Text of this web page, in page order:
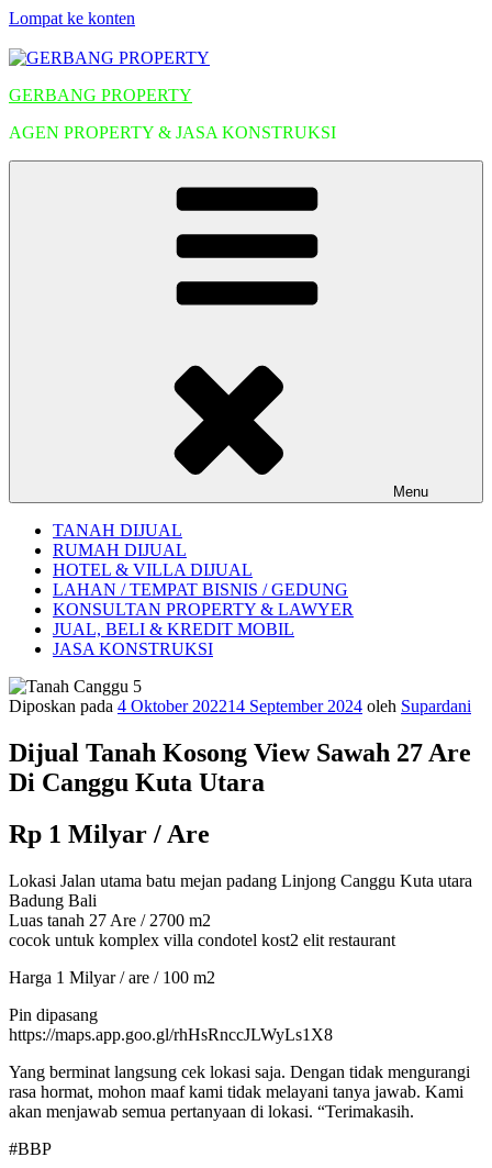
Lompat ke konten
GERBANG PROPERTY
AGEN PROPERTY & JASA KONSTRUKSI
Menu
TANAH DIJUAL
RUMAH DIJUAL
HOTEL & VILLA DIJUAL
LAHAN / TEMPAT BISNIS / GEDUNG
KONSULTAN PROPERTY & LAWYER
JUAL, BELI & KREDIT MOBIL
JASA KONSTRUKSI
Diposkan pada 4 Oktober 202214 September 2024 oleh Supardani
Dijual Tanah Kosong View Sawah 27 Are
Di Canggu Kuta Utara
Rp 1 Milyar / Are
Lokasi Jalan utama batu mejan padang Linjong Canggu Kuta utara
Badung Bali
Luas tanah 27 Are / 2700 m2
cocok untuk komplex villa condotel kost2 elit restaurant
Harga 1 Milyar / are / 100 m2
Pin dipasang
https://maps.app.goo.gl/rhHsRnccJLWyLs1X8
Yang berminat langsung cek lokasi saja. Dengan tidak mengurangi
rasa hormat, mohon maaf kami tidak melayani tanya jawab. Kami
akan menjawab semua pertanyaan di lokasi. “Terimakasih.
#BBP